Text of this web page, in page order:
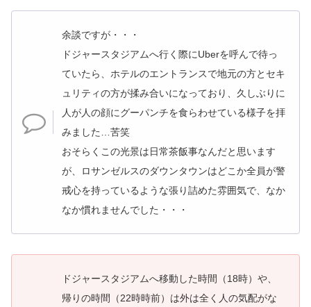
余談ですが・・・
ドジャースタジアムへ行く際にUberを呼んで待っ
ていたら、ホテルのエントランスで地元の方とセキ
ュリティの方が揉み合いになっており、久しぶりに
人が人の顔にグーパンチを食らわせている様子を拝
みました…苦笑
おそらくこの光景は日常茶飯事なんだと思います
が、ロサンゼルスのダウンタウンはどこか全員が警
戒心を持っているような張り詰めた雰囲気で、なか
なか慣れませんでした・・・
ドジャースタジアムへ移動した時間（18時）や、
帰りの時間（22時時前）は外は全く人の気配がな